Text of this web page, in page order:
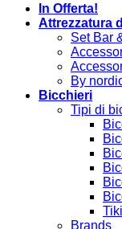
In Offerta!
Attrezzatura
Set Bar
By
Bicchieri
Tipi di
Brands